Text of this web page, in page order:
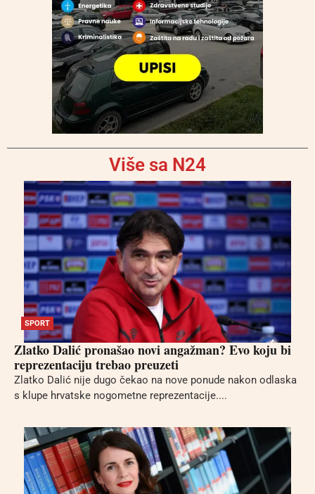
Više sa N24
SPORT
Zlatko Dalić pronašao novi angažman? Evo koju bi
reprezentaciju trebao preuzeti
Zlatko Dalić nije dugo čekao na nove ponude nakon odlaska
s klupe hrvatske nogometne reprezentacije....